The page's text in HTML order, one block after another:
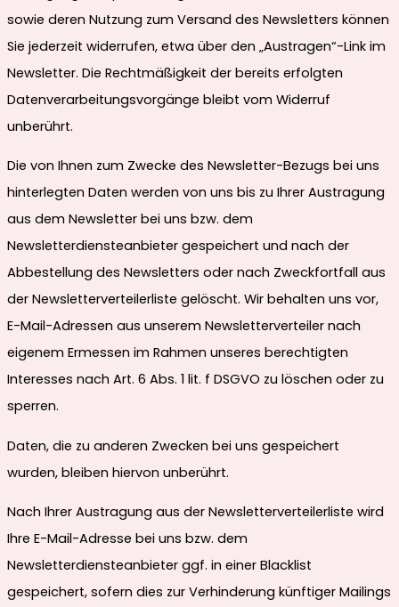
sowie deren Nutzung zum Versand des Newsletters können
Sie jederzeit widerrufen, etwa über den „Austragen“-Link im
Newsletter. Die Rechtmäßigkeit der bereits erfolgten
Datenverarbeitungsvorgänge bleibt vom Widerruf
unberührt.
Die von Ihnen zum Zwecke des Newsletter-Bezugs bei uns
hinterlegten Daten werden von uns bis zu Ihrer Austragung
aus dem Newsletter bei uns bzw. dem
Newsletterdiensteanbieter gespeichert und nach der
Abbestellung des Newsletters oder nach Zweckfortfall aus
der Newsletterverteilerliste gelöscht. Wir behalten uns vor,
E-Mail-Adressen aus unserem Newsletterverteiler nach
eigenem Ermessen im Rahmen unseres berechtigten
Interesses nach Art. 6 Abs. 1 lit. f DSGVO zu löschen oder zu
sperren.
Daten, die zu anderen Zwecken bei uns gespeichert
wurden, bleiben hiervon unberührt.
Nach Ihrer Austragung aus der Newsletterverteilerliste wird
Ihre E-Mail-Adresse bei uns bzw. dem
Newsletterdiensteanbieter ggf. in einer Blacklist
gespeichert, sofern dies zur Verhinderung künftiger Mailings